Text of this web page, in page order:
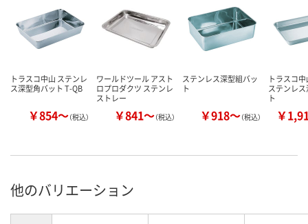
トラスコ中山 ステンレ
ス深型角バット T-QB
￥854～（税込）
ワールドツール アスト
ロプロダクツ ステンレ
ストレー
￥841～（税込）
ステンレス深型組バッ
ト
￥918～（税込）
トラスコ
ステンレ
ト
￥
他のバリエーション